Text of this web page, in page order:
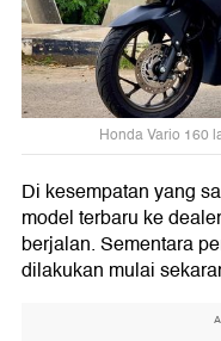
Honda Vario 160
Di kesempatan yang
model terbaru ke
berjalan. Sementara
dilakukan mulai